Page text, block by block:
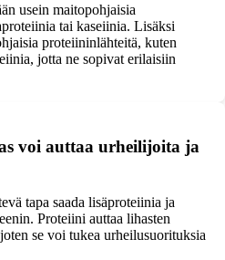
usein maitopohjaisia
tai kaseiinia. Lisäksi
proteiininlähteitä, kuten
jotta ne sopivat erilaisiin
voi auttaa urheilijoita ja
tapa saada lisäproteiinia ja
Proteiini auttaa lihasten
se voi tukea urheilusuorituksia